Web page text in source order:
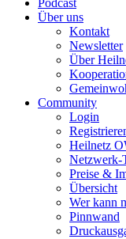
Podcast
Über uns
Kontakt
Newsletter
Über
Community
Login
Heilnetz
Netzwerk-
Preise &
Übersicht
Wer kann
Pinnwand